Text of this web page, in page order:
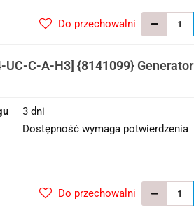
Do przechowalni
UC-C-A-H3] {8141099} Generator
3 dni
Dostępność wymaga potwierdzenia
Do przechowalni